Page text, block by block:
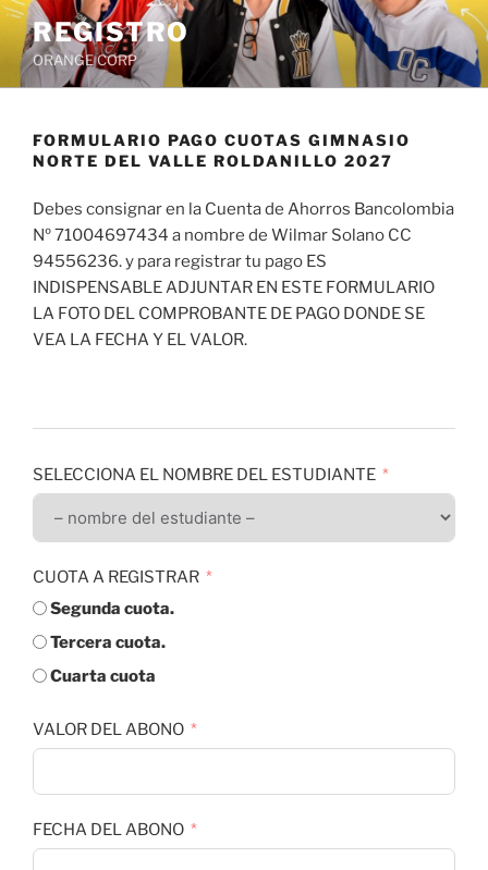
Saltar
contenido
REGISTRO
ORANGE CORP
FORMULARIO PAGO CUOTAS GIMNASIO
NORTE DEL VALLE ROLDANILLO 2027
Debes consignar en la Cuenta de Ahorros Bancolombia
Nº 71004697434 a nombre de Wilmar Solano CC
94556236. y para registrar tu pago ES
INDISPENSABLE ADJUNTAR EN ESTE FORMULARIO
LA FOTO DEL COMPROBANTE DE PAGO DONDE SE
VEA LA FECHA Y EL VALOR.
SELECCIONA EL NOMBRE DEL ESTUDIANTE
CUOTA A REGISTRAR
Segunda cuota.
Tercera cuota.
Cuarta cuota
VALOR DEL ABONO
FECHA DEL ABONO